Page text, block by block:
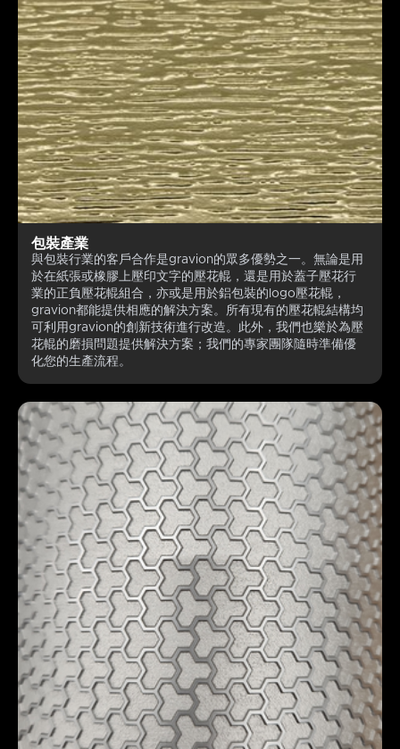
包裝產業
與包裝行業的客戶合作是gravion的眾多優勢之一。無論是用
於在紙張或橡膠上壓印文字的壓花輥，還是用於蓋子壓花行
業的正負壓花輥組合，亦或是用於鋁包裝的logo壓花輥，
gravion都能提供相應的解決方案。所有現有的壓花輥結構均
可利用gravion的創新技術進行改造。此外，我們也樂於為壓
花輥的磨損問題提供解決方案；我們的專家團隊隨時準備優
化您的生產流程。